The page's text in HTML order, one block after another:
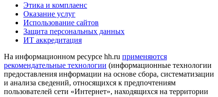
Этика и комплаенс
Оказание услуг
Использование сайтов
Защита персональных данных
ИТ аккредитация
На информационном ресурсе hh.ru применяются
рекомендательные технологии (информационные технологии
предоставления информации на основе сбора, систематизации
и анализа сведений, относящихся к предпочтениям
пользователей сети «Интернет», находящихся на территории